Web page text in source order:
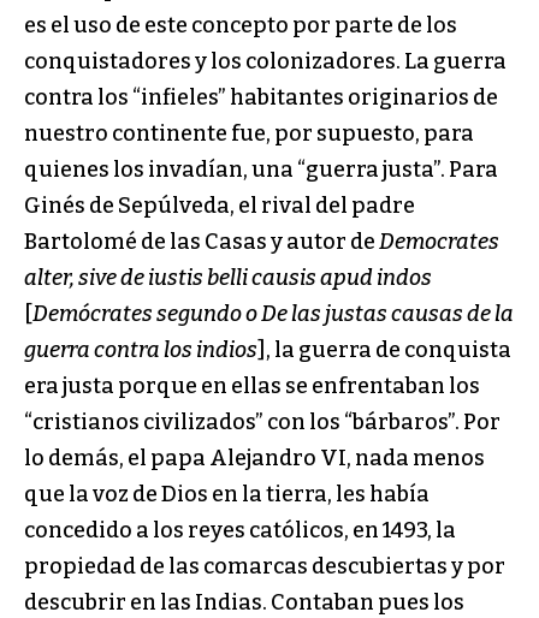
es el uso de este concepto por parte de los
conquistadores y los colonizadores. La guerra
contra los “infieles” habitantes originarios de
nuestro continente fue, por supuesto, para
quienes los invadían, una “guerra justa”. Para
Ginés de Sepúlveda, el rival del padre
Bartolomé de las Casas y autor deDemocrates
alter, sive de iustis belli causis apud indos
[Demócrates segundo o De las justas causas de la
guerra contra los indios], la guerra de conquista
era justa porque en ellas se enfrentaban los
“cristianos civilizados” con los “bárbaros”. Por
lo demás, el papa Alejandro VI, nada menos
que la voz de Dios en la tierra, les había
concedido a los reyes católicos, en 1493, la
propiedad de las comarcas descubiertas y por
descubrir en las Indias. Contaban pues los